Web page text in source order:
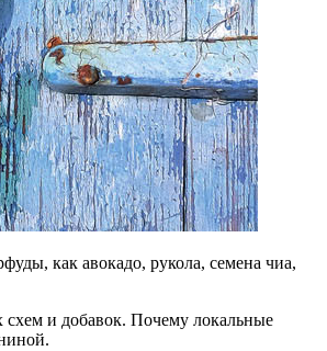
как авокадо, рукола, семена чиа,
и добавок. Почему локальные